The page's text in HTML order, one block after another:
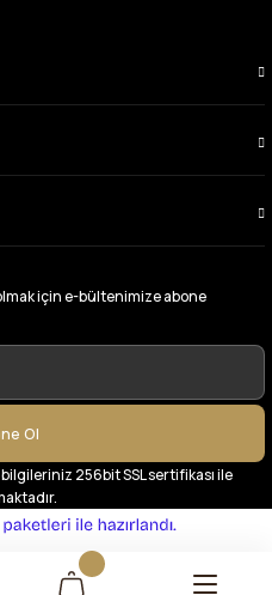
için e-bültenimize abone
Ol
bilgileriniz 256bit SSL sertifikası ile
e-
paketleri